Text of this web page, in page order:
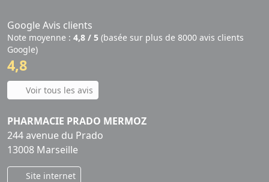
Google Avis clients
Note moyenne : 4,8 / 5 (basée sur plus de 8000 avis clients
Google)
4,8
Voir tous les avis
PHARMACIE PRADO MERMOZ
244 avenue du Prado
13008 Marseille
Site internet